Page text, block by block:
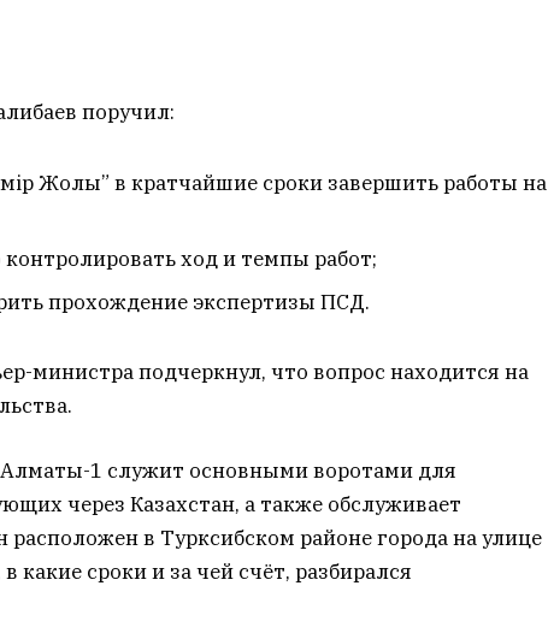
поручил:
Жолы” в кратчайшие сроки завершить работы на
ход и темпы работ;
прохождение экспертизы ПСД.
министра подчеркнул, что вопрос находится на
1 служит основными воротами для
через Казахстан, а также обслуживает
в Турксибском районе города на улице
какие сроки и за чей счёт, разбирался